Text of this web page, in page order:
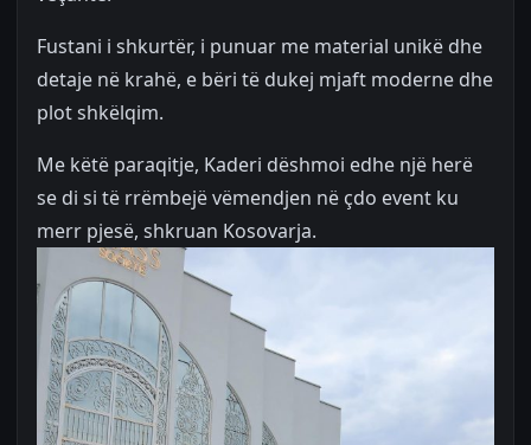
Fustani i shkurtër, i punuar me material unikë dhe
detaje në krahë, e bëri të dukej mjaft moderne dhe
plot shkëlqim.
Me këtë paraqitje, Kaderi dëshmoi edhe një herë
se di si të rrëmbejë vëmendjen në çdo event ku
merr pjesë, shkruan Kosovarja.